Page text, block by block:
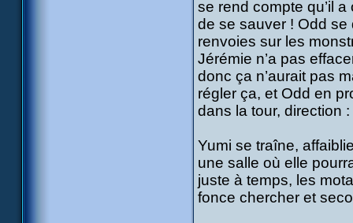
se rend compte qu’il
de se sauver ! Odd
renvoies sur les
Jérémie n’a pas
donc ça n’aurait pas
régler ça, et Odd en
dans la tour, direction
Yumi se traîne,
une salle où elle
juste à temps, les
fonce chercher et